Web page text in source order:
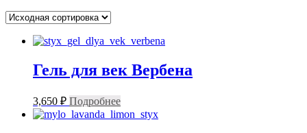
Гель для век Вербена
3,650 ₽ Подробнее